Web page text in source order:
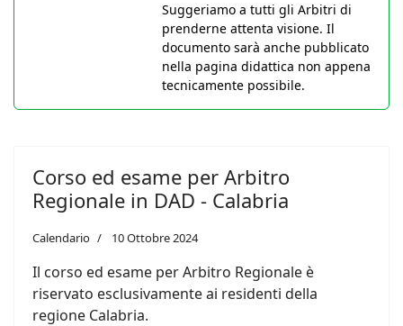
Suggeriamo a tutti gli Arbitri di
prenderne attenta visione. Il
documento sarà anche pubblicato
nella pagina didattica non appena
tecnicamente possibile.
Corso ed esame per Arbitro
Regionale in DAD - Calabria
Calendario 10 Ottobre 2024
Il corso ed esame per Arbitro Regionale è
riservato esclusivamente ai residenti della
regione Calabria.